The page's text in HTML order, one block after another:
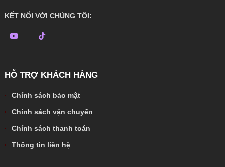
KẾT NỐI VỚI CHÚNG TÔI:
HỖ TRỢ KHÁCH HÀNG
Chính sách bảo mật
Chính sách vận chuyển
Chính sách thanh toán
Thông tin liên hệ